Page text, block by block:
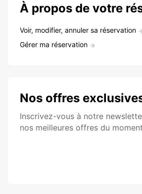
À propos de votre
Voir, modifier, annuler sa réservation
Gérer ma réservation
Nos offres
Inscrivez-vous à notre
nos meilleures offres du